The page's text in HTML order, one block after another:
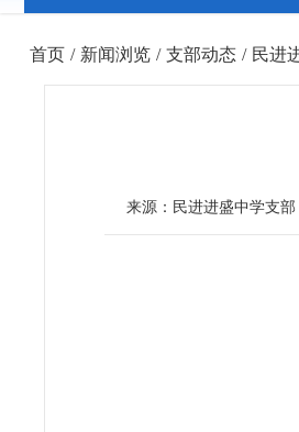
首页 / 新闻浏览 / 支部动态 / 民进
来源：民进进盛中学支部